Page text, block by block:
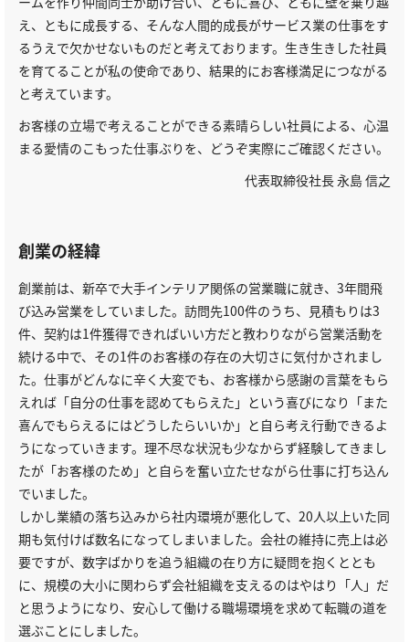
え、ともに成長する、そんな人間的成長がサービス業の仕事をす
るうえで欠かせないものだと考えております。生き生きした社員
を育てることが私の使命であり、結果的にお客様満足につながる
と考えています。
お客様の立場で考えることができる素晴らしい社員による、心温
まる愛情のこもった仕事ぶりを、どうぞ実際にご確認ください。
代表取締役社長 永島 信之
創業の経緯
創業前は、新卒で大手インテリア関係の営業職に就き、3年間飛
び込み営業をしていました。訪問先100件のうち、見積もりは3
件、契約は1件獲得できればいい方だと教わりながら営業活動を
続ける中で、その1件のお客様の存在の大切さに気付かされまし
た。仕事がどんなに辛く大変でも、お客様から感謝の言葉をもら
えれば「自分の仕事を認めてもらえた」という喜びになり「また
喜んでもらえるにはどうしたらいいか」と自ら考え行動できるよ
うになっていきます。理不尽な状況も少なからず経験してきまし
たが「お客様のため」と自らを奮い立たせながら仕事に打ち込ん
でいました。
しかし業績の落ち込みから社内環境が悪化して、20人以上いた同
期も気付けば数名になってしまいました。会社の維持に売上は必
要ですが、数字ばかりを追う組織の在り方に疑問を抱くととも
に、規模の大小に関わらず会社組織を支えるのはやはり「人」だ
と思うようになり、安心して働ける職場環境を求めて転職の道を
選ぶことにしました。